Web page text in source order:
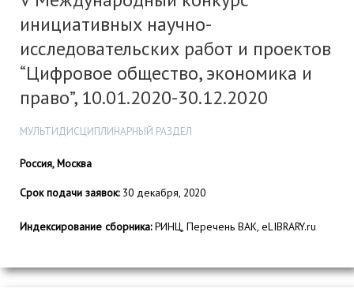
инициативных научно-
исследовательских работ и проектов
“Цифровое общество, экономика и
право”, 10.01.2020-30.12.2020
МУЛЬТИДИСЦИПЛИНАРНЫЙ РАЗДЕЛ
Россия, Москва
Срок подачи заявок:30 декабря, 2020
Индексирование сборника:РИНЦ, Перечень ВАК, eLIBRARY.ru